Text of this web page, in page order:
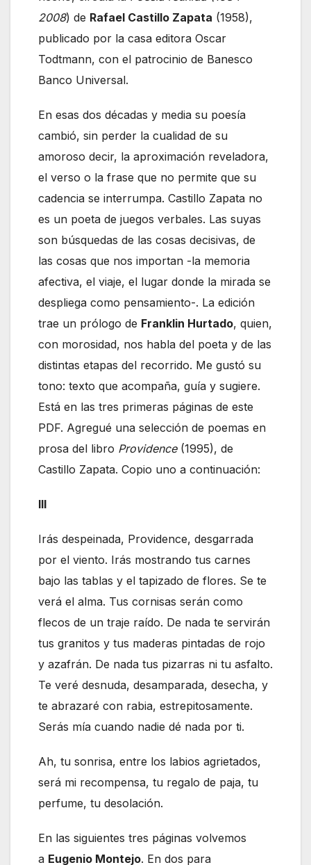
2008) de Rafael Castillo Zapata (1958),
publicado por la casa editora Oscar
Todtmann, con el patrocinio de Banesco
Banco Universal.
En esas dos décadas y media su poesía
cambió, sin perder la cualidad de su
amoroso decir, la aproximación reveladora,
el verso o la frase que no permite que su
cadencia se interrumpa. Castillo Zapata no
es un poeta de juegos verbales. Las suyas
son búsquedas de las cosas decisivas, de
las cosas que nos importan -la memoria
afectiva, el viaje, el lugar donde la mirada se
despliega como pensamiento-. La edición
trae un prólogo de Franklin Hurtado, quien,
con morosidad, nos habla del poeta y de las
distintas etapas del recorrido. Me gustó su
tono: texto que acompaña, guía y sugiere.
Está en las tres primeras páginas de este
PDF. Agregué una selección de poemas en
prosa del libro Providence(1995), de
Castillo Zapata. Copio uno a continuación:
III
Irás despeinada, Providence, desgarrada
por el viento. Irás mostrando tus carnes
bajo las tablas y el tapizado de flores. Se te
verá el alma. Tus cornisas serán como
flecos de un traje raído. De nada te servirán
tus granitos y tus maderas pintadas de rojo
y azafrán. De nada tus pizarras ni tu asfalto.
Te veré desnuda, desamparada, desecha, y
te abrazaré con rabia, estrepitosamente.
Serás mía cuando nadie dé nada por ti.
Ah, tu sonrisa, entre los labios agrietados,
será mi recompensa, tu regalo de paja, tu
perfume, tu desolación.
En las siguientes tres páginas volvemos
a Eugenio Montejo. En dos para